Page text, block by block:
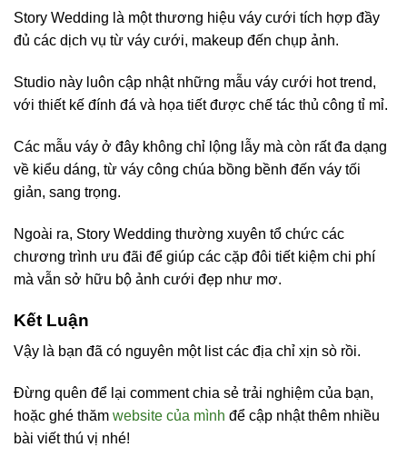
Story Wedding là một thương hiệu váy cưới tích hợp đầy
đủ các dịch vụ từ váy cưới, makeup đến chụp ảnh.
Studio này luôn cập nhật những mẫu váy cưới hot trend,
với thiết kế đính đá và họa tiết được chế tác thủ công tỉ mỉ.
Các mẫu váy ở đây không chỉ lộng lẫy mà còn rất đa dạng
về kiểu dáng, từ váy công chúa bồng bềnh đến váy tối
giản, sang trọng.
Ngoài ra, Story Wedding thường xuyên tổ chức các
chương trình ưu đãi để giúp các cặp đôi tiết kiệm chi phí
mà vẫn sở hữu bộ ảnh cưới đẹp như mơ.
Kết Luận
Vậy là bạn đã có nguyên một list các địa chỉ xịn sò rồi.
Đừng quên để lại comment chia sẻ trải nghiệm của bạn,
hoặc ghé thăm website của mình để cập nhật thêm nhiều
bài viết thú vị nhé!